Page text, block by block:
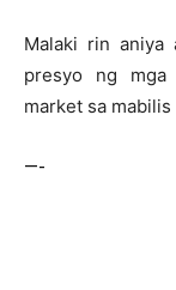
Malaki rin aniya
presyo ng mga
market sa
—-